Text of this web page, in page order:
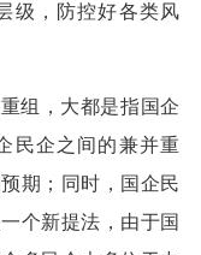
级，防控好各类风
组，大都是指国企
民企之间的兼并重
期；同时，国企民
个新提法，由于国